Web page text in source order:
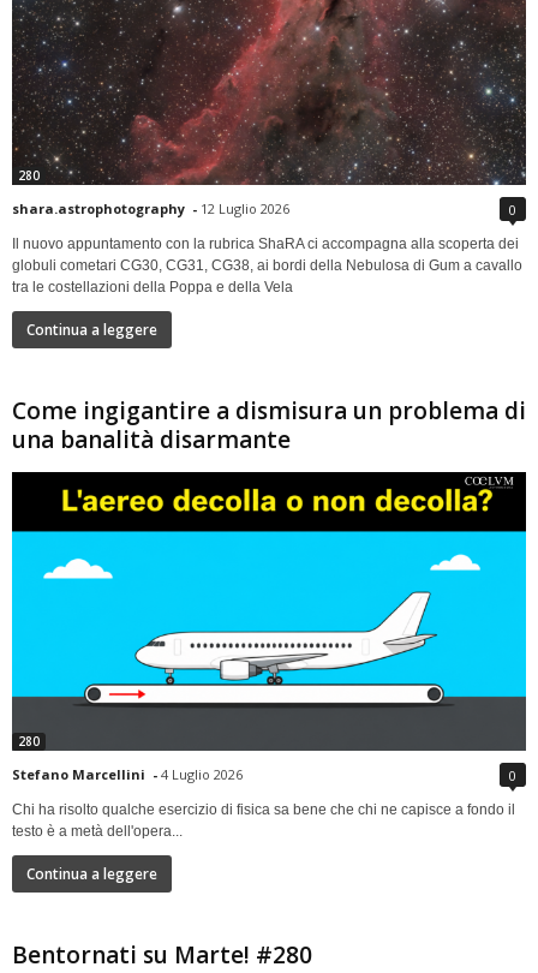
280
shara.astrophotography - 12 Luglio 2026 0
Il nuovo appuntamento con la rubrica ShaRA ci accompagna alla scoperta dei
globuli cometari CG30, CG31, CG38, ai bordi della Nebulosa di Gum a cavallo
tra le costellazioni della Poppa e della Vela
Continua a leggere
Come ingigantire a dismisura un problema di
una banalità disarmante
280
Stefano Marcellini - 4 Luglio 2026 0
Chi ha risolto qualche esercizio di fisica sa bene che chi ne capisce a fondo il
testo è a metà dell'opera...
Continua a leggere
Bentornati su Marte! #280